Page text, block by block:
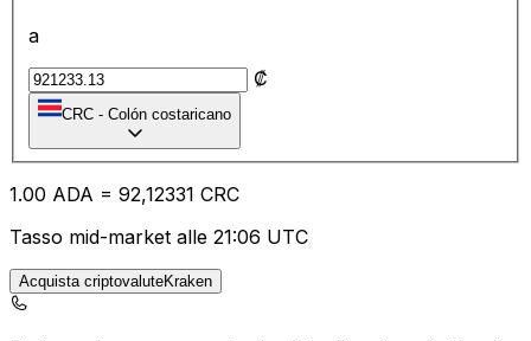
a
₡
CRC - Colón costaricano
1.00 ADA = 92,12331 CRC
Tasso mid-market alle 21:06 UTC
Acquista criptovaluteKraken